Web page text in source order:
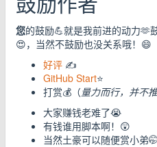
鼓励作者
您的鼓励💪就是我前进的动力🫶
😍，当然不鼓励也没关系哦！😄
好评 ✍️
GitHub Start⭐
打赏💰（量力而行，并不
大家赚钱老难了😭
有钱谁用脚本啊！😲
当然土豪可以随便赏小弟